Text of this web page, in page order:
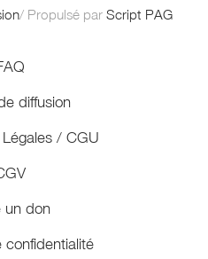
/ Propulsé par Script PAG
diffusion
/ CGU
un don
confidentialité